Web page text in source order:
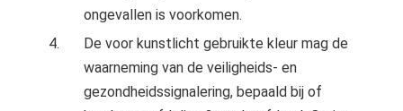
ongevallen is voorkomen.
De voor kunstlicht gebruikte kleur mag de
waarneming van de veiligheids- en
gezondheidssignalering, bepaald bij of